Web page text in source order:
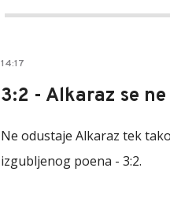
14:17
3:2 - Alkaraz se
Ne odustaje Alkaraz tek
izgubljenog poena - 3:2.